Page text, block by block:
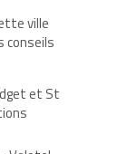
ville
conseils
et St